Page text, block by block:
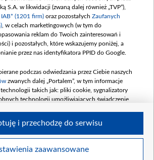
umowy: GRUDZIEŃ 2025
60,548 mln)
900 000 000,00 PLN
umowy: LUTY 2026 (wpłata
180 mln, 7 maja 180 mln, 8
mln)
250 000 000,00 PLN
250 mln
S.A. w likwidacji (zwaną dalej również „TVP”),
(1201 firm) oraz pozostałych Zaufanych
, w celach marketingowych (w tym do
reklam do Twoich zainteresowań i
i pozostałych, które wskazujemy poniżej, a
przez nas identyfikatora PPID do Google.
podczas odwiedzania przez Ciebie naszych
zwanych dalej „Portalem”, w tym informacje
takich jak: pliki cookie, sygnalizatory
technologii umożliwiających świadczenie
podczas odwiedzania przez Ciebie
zaawansowane
i przechodzę do serwisu